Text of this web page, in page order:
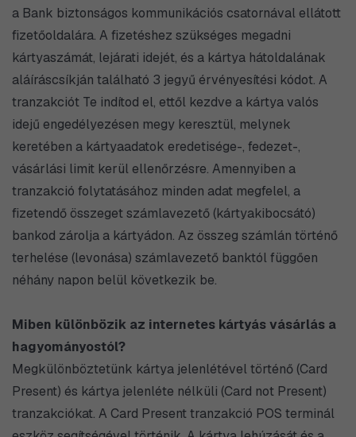
a Bank biztonságos kommunikációs csatornával ellátott
fizetőoldalára. A fizetéshez szükséges megadni
kártyaszámát, lejárati idejét, és a kártya hátoldalának
aláíráscsíkján található 3 jegyű érvényesítési kódot. A
tranzakciót Te indítod el, ettől kezdve a kártya valós
idejű engedélyezésen megy keresztül, melynek
keretében a kártyaadatok eredetisége-, fedezet-,
vásárlási limit kerül ellenőrzésre. Amennyiben a
tranzakció folytatásához minden adat megfelel, a
fizetendő összeget számlavezető (kártyakibocsátó)
bankod zárolja a kártyádon. Az összeg számlán történő
terhelése (levonása) számlavezető banktól függően
néhány napon belül következik be.
Miben különbözik az internetes kártyás vásárlás a
hagyományostól?
Megkülönböztetünk kártya jelenlétével történő (Card
Present) és kártya jelenléte nélküli (Card not Present)
tranzakciókat. A Card Present tranzakció POS terminál